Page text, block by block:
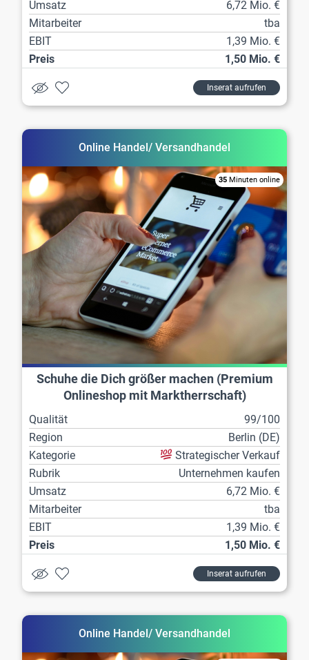
Umsatz
6,72 Mio. €
Mitarbeiter
tba
EBIT
1,39 Mio. €
Preis
1,50 Mio. €
Inserat aufrufen
Online Handel/ Versandhandel
35 Minuten online
Schuhe die Dich größer machen (Premium
Onlineshop mit Marktherrschaft)
Qualität
99/100
Region
Berlin (DE)
Kategorie
Strategischer Verkauf
Rubrik
Unternehmen kaufen
Umsatz
6,72 Mio. €
Mitarbeiter
tba
EBIT
1,39 Mio. €
Preis
1,50 Mio. €
Inserat aufrufen
Online Handel/ Versandhandel